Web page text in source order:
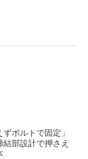
ずボルトで固定」
部設計で押さえ